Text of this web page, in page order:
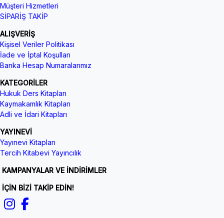
Müşteri Hizmetleri
SİPARİŞ TAKİP
ALIŞVERİŞ
Kişisel Veriler Politikası
İade ve İptal Koşulları
Banka Hesap Numaralarımız
KATEGORİLER
Hukuk Ders Kitapları
Kaymakamlık Kitapları
Adli ve İdari Kitapları
YAYINEVİ
Yayınevi Kitapları
Tercih Kitabevi Yayıncılık
KAMPANYALAR VE İNDİRİMLER
İÇİN BİZİ TAKİP EDİN!